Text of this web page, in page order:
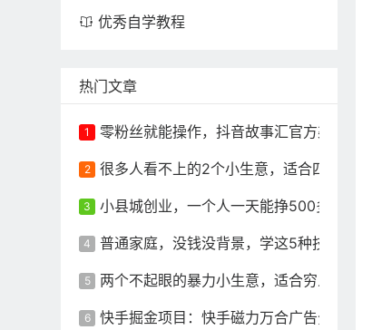
 优秀自学教程
热门文章
零粉丝就能操作，抖音故事汇官方渠道，
很多人看不上的2个小生意，适合四五十
小县城创业，一个人一天能挣500多，这
普通家庭，没钱没背景，学这5种技术！前
两个不起眼的暴力小生意，适合穷人创业
快手掘金项目：快手磁力万合广告分成计